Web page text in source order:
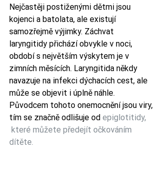
Nejčastěji postiženými dětmi jsou
kojenci a batolata, ale existují
samozřejmě výjimky. Záchvat
laryngitidy přichází obvykle v noci,
období s největším výskytem je v
zimních měsících. Laryngitida někdy
navazuje na infekci dýchacích cest, ale
může se objevit i úplně náhle.
Původcem tohoto onemocnění jsou viry,
tím se značně odlišuje od epiglotitidy,
které můžete předejít očkováním
dítěte.